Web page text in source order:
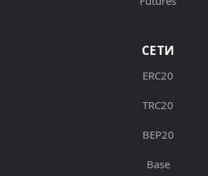
СЕТИ
ERC20
TRC20
BEP20
Base